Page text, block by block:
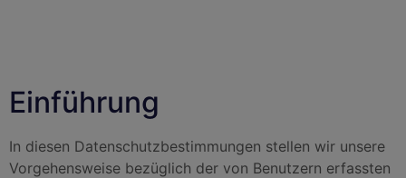
Einführung
In diesen Datenschutzbestimmungen stellen wir unsere
Vorgehensweise bezüglich der von Benutzern erfassten